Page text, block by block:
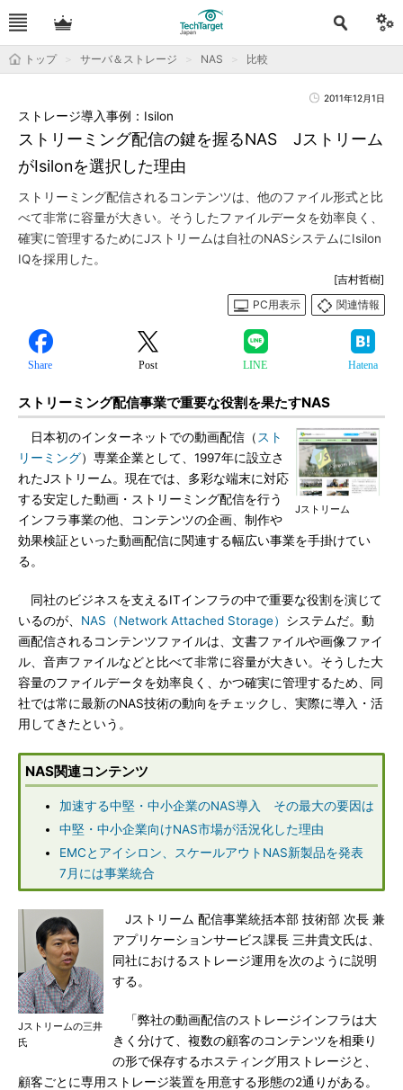
トップ サーバ＆ストレージ NAS 比較
2011年12月1日
ストリーミング配信の鍵を握るNAS Jストリーム
がIsilonを選択した理由
ストレージ導入事例：Isilon
ストリーミング配信されるコンテンツは、他のファイル形式と比
べて非常に容量が大きい。そうしたファイルデータを効率良く、
確実に管理するためにJストリームは自社のNASシステムにIsilon
IQを採用した。
[吉村哲樹]
PC用表示
関連情報
Share Post LINE Hatena
ストリーミング配信事業で重要な役割を果たすNAS
Jストリーム
日本初のインターネットでの動画配信（ スト
リーミング）専業企業として、1997年に設立さ
れたJストリーム。現在では、多彩な端末に対応
する安定した動画・ストリーミング配信を行う
インフラ事業の他、コンテンツの企画、制作や
効果検証といった動画配信に関連する幅広い事業を手掛けてい
る。
同社のビジネスを支えるITインフラの中で重要な役割を演じて
いるのが、 NAS（Network Attached Storage） システムだ。動
画配信されるコンテンツファイルは、文書ファイルや画像ファイ
ル、音声ファイルなどと比べて非常に容量が大きい。そうした大
容量のファイルデータを効率良く、かつ確実に管理するため、同
社では常に最新のNAS技術の動向をチェックし、実際に導入・活
用してきたという。
NAS関連コンテンツ
加速する中堅・中小企業のNAS導入 その最大の要因は
中堅・中小企業向けNAS市場が活況化した理由
EMCとアイシロン、スケールアウトNAS新製品を発表
7月には事業統合
Jストリームの三井
氏
Jストリーム 配信事業統括本部 技術部 次長 兼
アプリケーションサービス課長 三井貴文氏は、
同社におけるストレージ運用を次のように説明
する。
「弊社の動画配信のストレージインフラは大
きく分けて、複数の顧客のコンテンツを相乗り
の形で保存するホスティング用ストレージと、
顧客ごとに専用ストレージ装置を用意する形態の2通りがある。